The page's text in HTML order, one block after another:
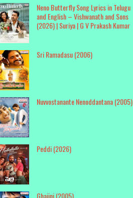
Neno Butterfly Song Lyrics in Telugu
and English – Vishwanath and Sons
(2026) | Suriya | G V Prakash Kumar
Sri Ramadasu (2006)
Nuvvostanante Nenoddantana (2005)
Peddi (2026)
Ghajini (2005)